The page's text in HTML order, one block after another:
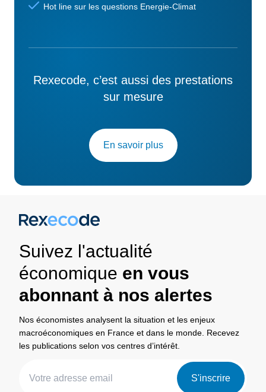
Hot line sur les questions Energie-Climat
Rexecode, c’est aussi des prestations
sur mesure
En savoir plus
Suivez l'actualité
économique en vous
abonnant à nos alertes
Nos économistes analysent la situation et les enjeux
macroéconomiques en France et dans le monde. Recevez
les publications selon vos centres d’intérêt.
S'inscrire